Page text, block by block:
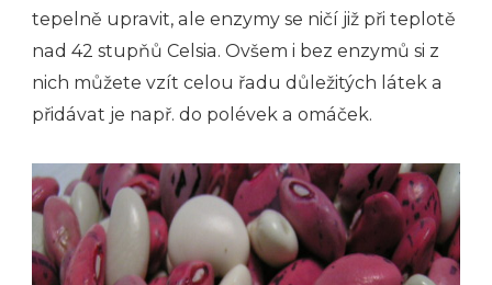
tepelně upravit, ale enzymy se ničí již při teplotě
nad 42 stupňů Celsia. Ovšem i bez enzymů si z
nich můžete vzít celou řadu důležitých látek a
přidávat je např. do polévek a omáček.